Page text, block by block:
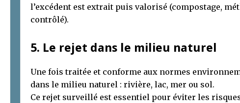
l’excédent est extrait puis valorisé (compostage,
contrôlé).
5. Le rejet dans le milieu naturel
Une fois traitée et conforme aux normes
dans le milieu naturel : rivière, lac, mer ou sol.
Ce rejet surveillé est essentiel pour éviter les